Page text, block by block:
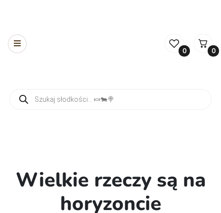
0 0
Wielkie rzeczy są na
horyzoncie